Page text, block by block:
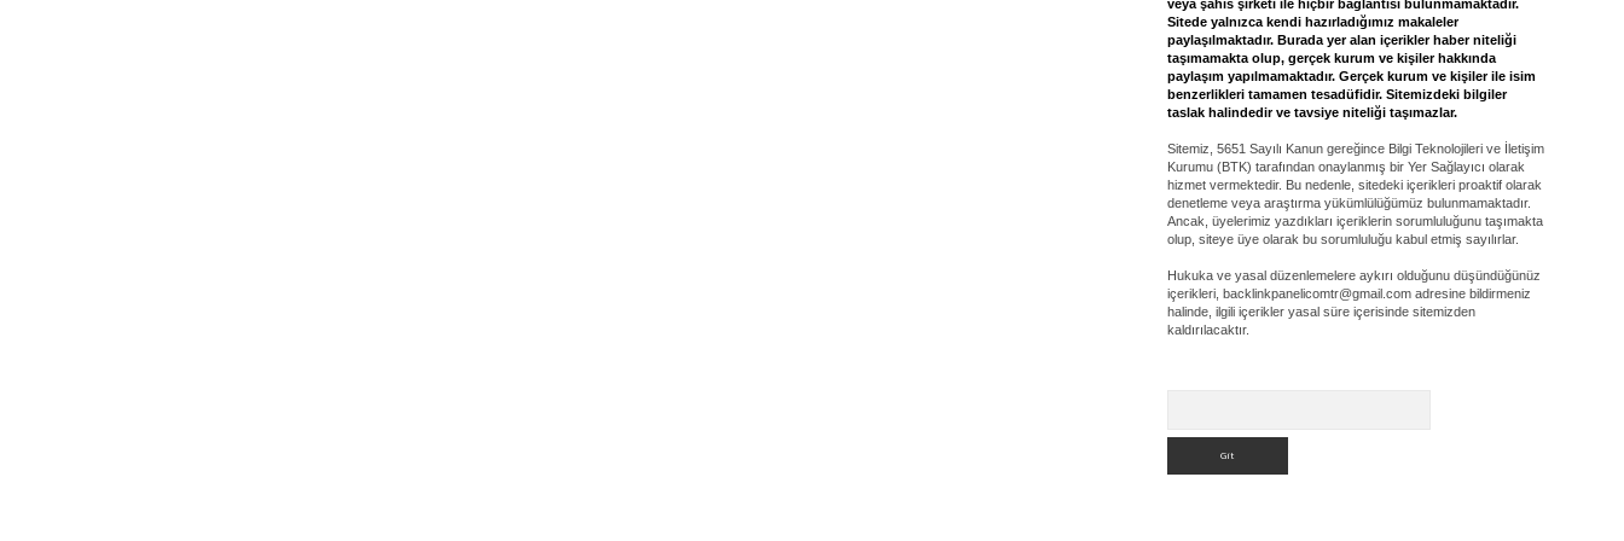
veya şahıs şirketi ile hiçbir bağlantısı bulunmamaktadır.
Sitede yalnızca kendi hazırladığımız makaleler
paylaşılmaktadır. Burada yer alan içerikler haber niteliği
taşımamakta olup, gerçek kurum ve kişiler hakkında
paylaşım yapılmamaktadır. Gerçek kurum ve kişiler ile isim
benzerlikleri tamamen tesadüfidir. Sitemizdeki bilgiler
taslak halindedir ve tavsiye niteliği taşımazlar.
Sitemiz, 5651 Sayılı Kanun gereğince Bilgi Teknolojileri ve İletişim
Kurumu (BTK) tarafından onaylanmış bir Yer Sağlayıcı olarak
hizmet vermektedir. Bu nedenle, sitedeki içerikleri proaktif olarak
denetleme veya araştırma yükümlülüğümüz bulunmamaktadır.
Ancak, üyelerimiz yazdıkları içeriklerin sorumluluğunu taşımakta
olup, siteye üye olarak bu sorumluluğu kabul etmiş sayılırlar.
Hukuka ve yasal düzenlemelere aykırı olduğunu düşündüğünüz
içerikleri, backlinkpanelicomtr@gmail.comadresine bildirmeniz
halinde, ilgili içerikler yasal süre içerisinde sitemizden
kaldırılacaktır.